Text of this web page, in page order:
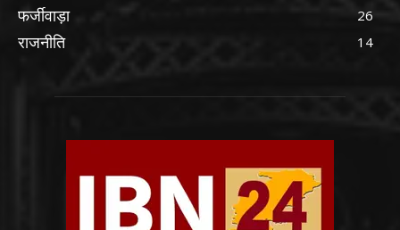
फर्जीवाड़ा 26
राजनीति 14